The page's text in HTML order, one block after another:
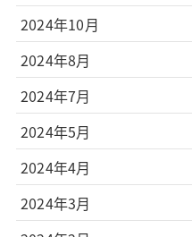
2024年10月
2024年8月
2024年7月
2024年5月
2024年4月
2024年3月